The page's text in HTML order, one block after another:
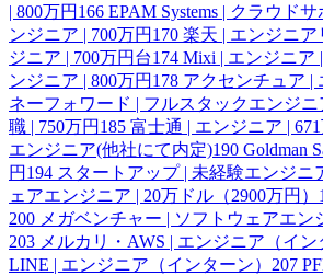
| 800万円 166 EPAM Systems | クラウド
ンジニア | 700万円 170 楽天 | エンジニア
ジニア | 700万円台174 Mixi | エンジニア
ンジニア | 800万円 178 アクセンチュア |
ネーフォワード | フルスタックエンジニ
職 | 750万円 185 富士通 | エンジニア | 671
エンジニア(他社にて内定)190 Goldman
円 194 スタートアップ | 未経験エンジニ
ェアエンジニア | 20万ドル（2900万円）
200 メガベンチャー | ソフトウェアエン
203 メルカリ・AWS | エンジニア（イン
LINE | エンジニア（インターン） 207